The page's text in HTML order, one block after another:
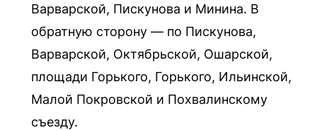
Варварской, Пискунова и Минина. В
обратную сторону — по Пискунова,
Варварской, Октябрьской, Ошарской,
площади Горького, Горького, Ильинской,
Малой Покровской и Похвалинскому
съезду.